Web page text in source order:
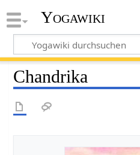
Yogawiki
Chandrika